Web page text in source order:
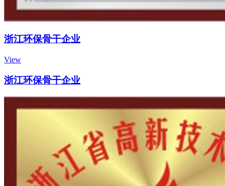
浙江环保骨干企业
View
浙江环保骨干企业